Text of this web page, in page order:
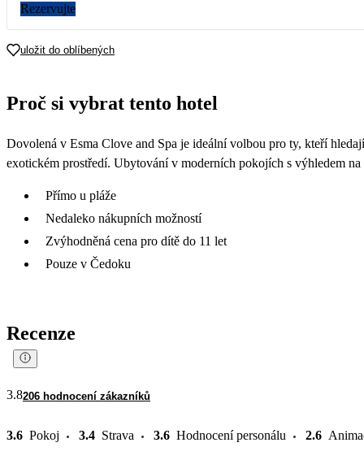
Rezervujte
uložit do oblíbených
Proč si vybrat tento hotel
Dovolená v Esma Clove and Spa je ideální volbou pro ty, kteří
exotickém prostředí. Ubytování v moderních pokojích s výhledem
Přímo u pláže
Nedaleko nákupních možností
Zvýhodněná cena pro dítě do 11 let
Pouze v Čedoku
Recenze
3.8206 hodnocení zákazníků
3.6 Pokoj 3.4 Strava 3.6 Hodnocení personálu 2.6